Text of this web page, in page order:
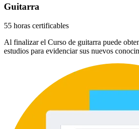
Guitarra
55 horas certificables
Al finalizar el Curso de guitarra puede
estudios para evidenciar sus nuevos